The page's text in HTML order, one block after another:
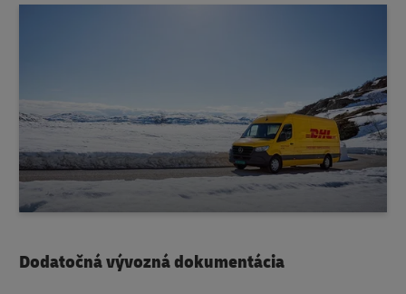
Dodatočná vývozná dokumentácia